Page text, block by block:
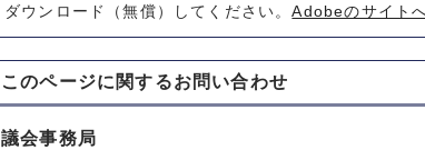
ダウンロード（無償）してください。Adobeのサイト
このページに関するお問い合わせ
議会事務局